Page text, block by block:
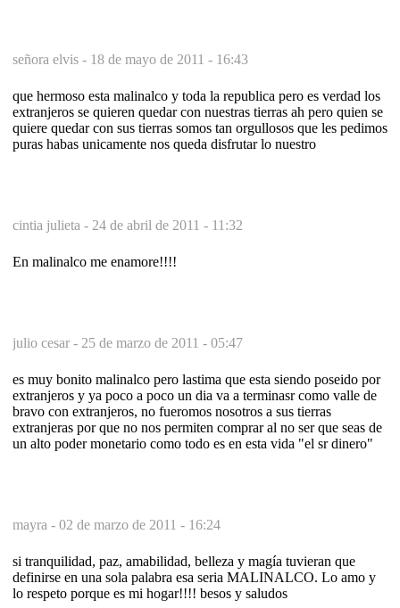
señora elvis - 18 de mayo de 2011 - 16:43
que hermoso esta malinalco y toda la republica pero es verdad los
extranjeros se quieren quedar con nuestras tierras ah pero quien se
quiere quedar con sus tierras somos tan orgullosos que les pedimos
puras habas unicamente nos queda disfrutar lo nuestro
cintia julieta - 24 de abril de 2011 - 11:32
En malinalco me enamore!!!!
julio cesar - 25 de marzo de 2011 - 05:47
es muy bonito malinalco pero lastima que esta siendo poseido por
extranjeros y ya poco a poco un dia va a terminasr como valle de
bravo con extranjeros, no fueromos nosotros a sus tierras
extranjeras por que no nos permiten comprar al no ser que seas de
un alto poder monetario como todo es en esta vida "el sr dinero"
mayra - 02 de marzo de 2011 - 16:24
si tranquilidad, paz, amabilidad, belleza y magía tuvieran que
definirse en una sola palabra esa seria MALINALCO. Lo amo y
lo respeto porque es mi hogar!!!! besos y saludos